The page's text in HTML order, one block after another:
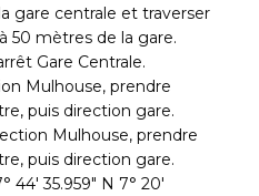
gare centrale et traverser
50 mètres de la gare.
Gare Centrale.
Mulhouse, prendre
puis direction gare.
Mulhouse, prendre
puis direction gare.
44′ 35.959″ N 7° 20′